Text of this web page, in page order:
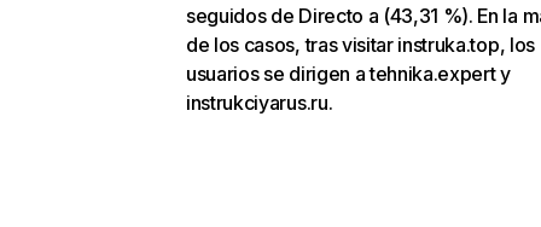
seguidos de Directo a (43,31 %). En la
de los casos, tras visitar instruka.top, los
usuarios se dirigen a tehnika.expert y
instrukciyarus.ru.